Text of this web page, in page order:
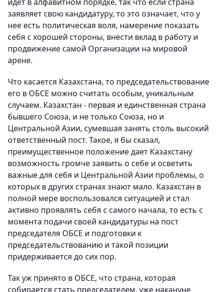
заявляет свою кандидатуру, то это означает, что у
нее есть политическая воля, намерение показать
себя с хорошей стороны, внести вклад в работу и
продвижение самой Организации на мировой
арене.
Что касается Казахстана, то председательствование
его в ОБСЕ можно считать особым, уникальным
случаем. Казахстан - первая и единственная страна
бывшего Союза, и не только Союза, но и
Центральной Азии, сумевшая занять столь высокий
ответственный пост. Такое, я бы сказал,
преимущественное положение дает Казахстану
возможность громче заявить о себе и осветить
важные для себя и Центральной Азии проблемы, о
которых в других странах знают мало. Казахстан в
полной мере воспользовался ситуацией и стал
активно проявлять себя с самого начала, то есть с
момента подачи своей кандидатуры на пост
председателя ОБСЕ и подготовки к
председательствованию и такой позиции
придерживается до сих пор.
Так уж принято в ОБСЕ, что страна, которая
собирается стать председателем, уже накануне